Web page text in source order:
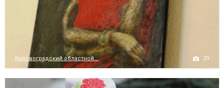
Кировоградский областной... 29